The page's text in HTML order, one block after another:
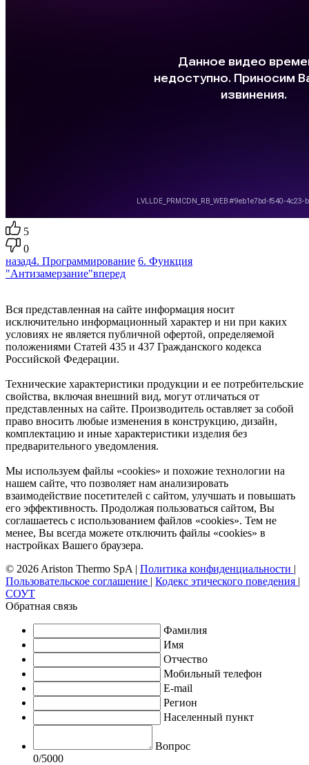
5
0
назад4. Программирование 6. Функция
"Антизамерзание"вперед
Вся представленная на сайте информация носит
исключительно информационный характер и ни при каких
условиях не является публичной офертой, определяемой
положениями Статей 435 и 437 Гражданского кодекса
Российской Федерации.
Технические характеристики продукции и ее потребительские
свойства, включая внешний вид, могут отличаться от
представленных на сайте. Производитель оставляет за собой
право вносить любые изменения в конструкцию, дизайн,
комплектацию и иные характеристики изделия без
предварительного уведомления.
Мы используем файлы «cookies» и похожие технологии на
нашем сайте, что позволяет нам анализировать
взаимодействие посетителей с сайтом, улучшать и повышать
его эффективность. Продолжая пользоваться сайтом, Вы
соглашаетесь с использованием файлов «cookies». Тем не
менее, Вы всегда можете отключить файлы «cookies» в
настройках Вашего браузера.
© 2026 Ariston Thermo SpA | Политика конфиденциальности |
Пользовательское соглашение | Кодекс этического поведения |
СОУТ
Обратная связь
Фамилия
Имя
Отчество
Мобильный телефон
E-mail
Регион
Населенный пункт
Вопрос
0/5000